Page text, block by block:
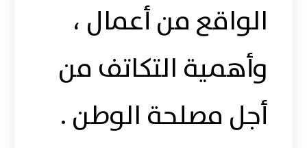
الواقع من أعمال ،
وأهمية التكاتف ‏من
أجل مصلحة الوطن .